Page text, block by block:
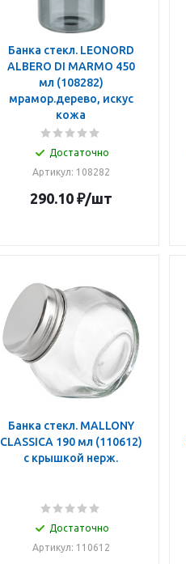
Банка стекл. LEONORD
ALBERO DI MARMO 450
мл (108282)
мрамор.дерево, искус
кожа
Достаточно
Артикул: 108282
290.10₽/шт
Банка стекл. MALLONY
CLASSICA 190 мл (110612)
с крышкой нерж.
Достаточно
Артикул: 110612